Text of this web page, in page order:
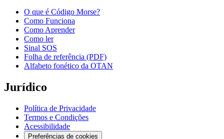
O que é Código Morse?
Como Funciona
Como Aprender
Como ler
Sinal SOS
Folha de referência (PDF)
Alfabeto fonético da OTAN
Jurídico
Política de Privacidade
Termos e Condições
Acessibilidade
Preferências de cookies